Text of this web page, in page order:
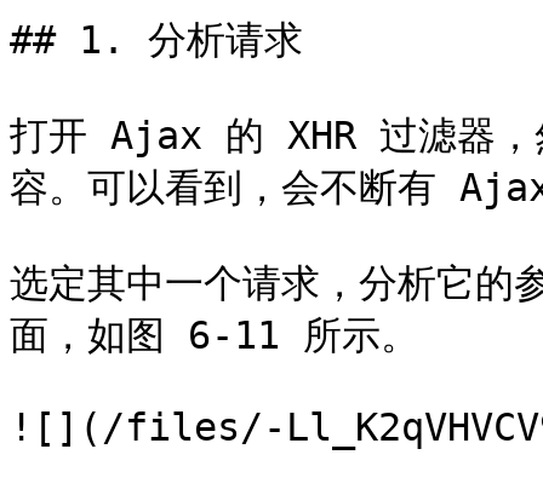
## 1. 分析请求
打开 Ajax 的 XHR 过滤器，
容。可以看到，会不断有
选定其中一个请求，分析它的
面，如图 6-11 所示。
![](/files/-